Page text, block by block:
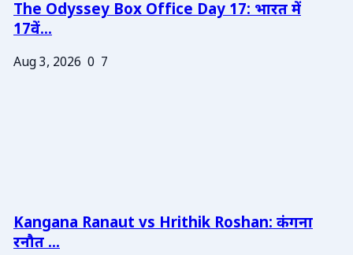
The Odyssey Box Office Day 17: भारत में
17वें...
Aug 3, 2026 0 7
Kangana Ranaut vs Hrithik Roshan: कंगना
रनौत ...